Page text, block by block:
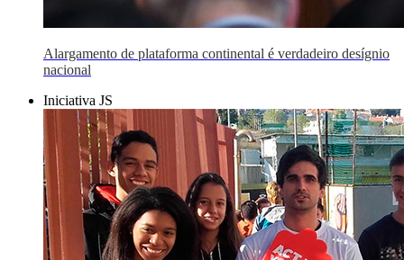
Alargamento de plataforma continental é verdadeiro desígnio
nacional
Iniciativa JS